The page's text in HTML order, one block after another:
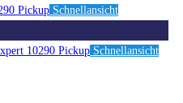
Schnellansicht
Schnellansicht